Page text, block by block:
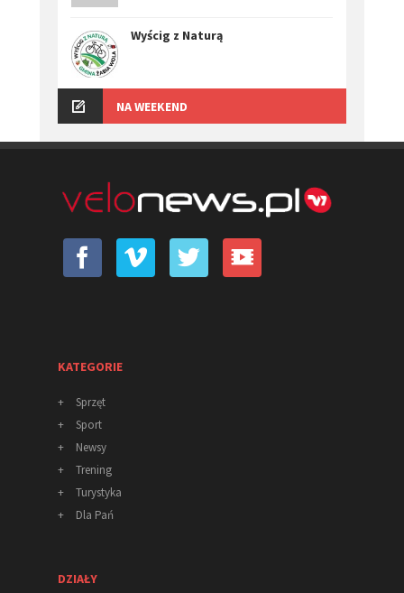
Wyścig z Naturą
NA WEEKEND
KATEGORIE
+
Sprzęt
+
Sport
+
Newsy
+
Trening
+
Turystyka
+
Dla Pań
DZIAŁY